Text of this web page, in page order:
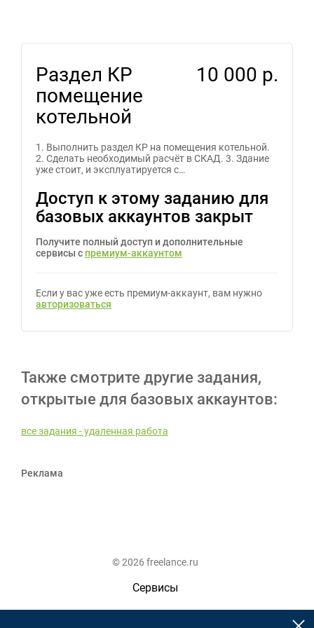
Раздел КР
помещение
котельной
10 000 р.
1. Выполнить раздел КР на помещения котельной.
2. Сделать необходимый расчёт в СКАД. 3. Здание
уже стоит, и эксплуатируется с…
Доступ к этому заданию для
базовых аккаунтов закрыт
Получите полный доступ и дополнительные
сервисы с премиум-аккаунтом
Если у вас уже есть премиум-аккаунт, вам нужно
авторизоваться
Также смотрите другие задания,
открытые для базовых аккаунтов:
все задания - удаленная работа
Реклама
© 2026 freelance.ru
Сервисы
Помощь